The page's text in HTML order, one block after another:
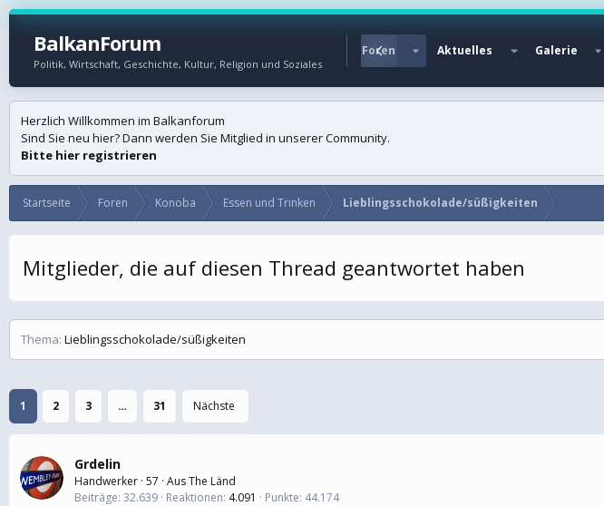
BalkanForum
Politik, Wirtschaft, Geschichte, Kultur, Religion und Soziales
Foren Aktuelles Galerie
Herzlich Willkommen im Balkanforum
Sind Sie neu hier? Dann werden Sie Mitglied in unserer Community.
Bitte hier registrieren
Startseite Foren Konoba Essen und Trinken Lieblingsschokolade/süßigkeiten
Mitglieder, die auf diesen Thread geantwortet haben
Thema Lieblingsschokolade/süßigkeiten
1 2 3 … 31 Nächste
Grdelin
Handwerker · 57 · AusThe Länd
Beiträge 32.639 Reaktionen 4.091 Punkte 44.174